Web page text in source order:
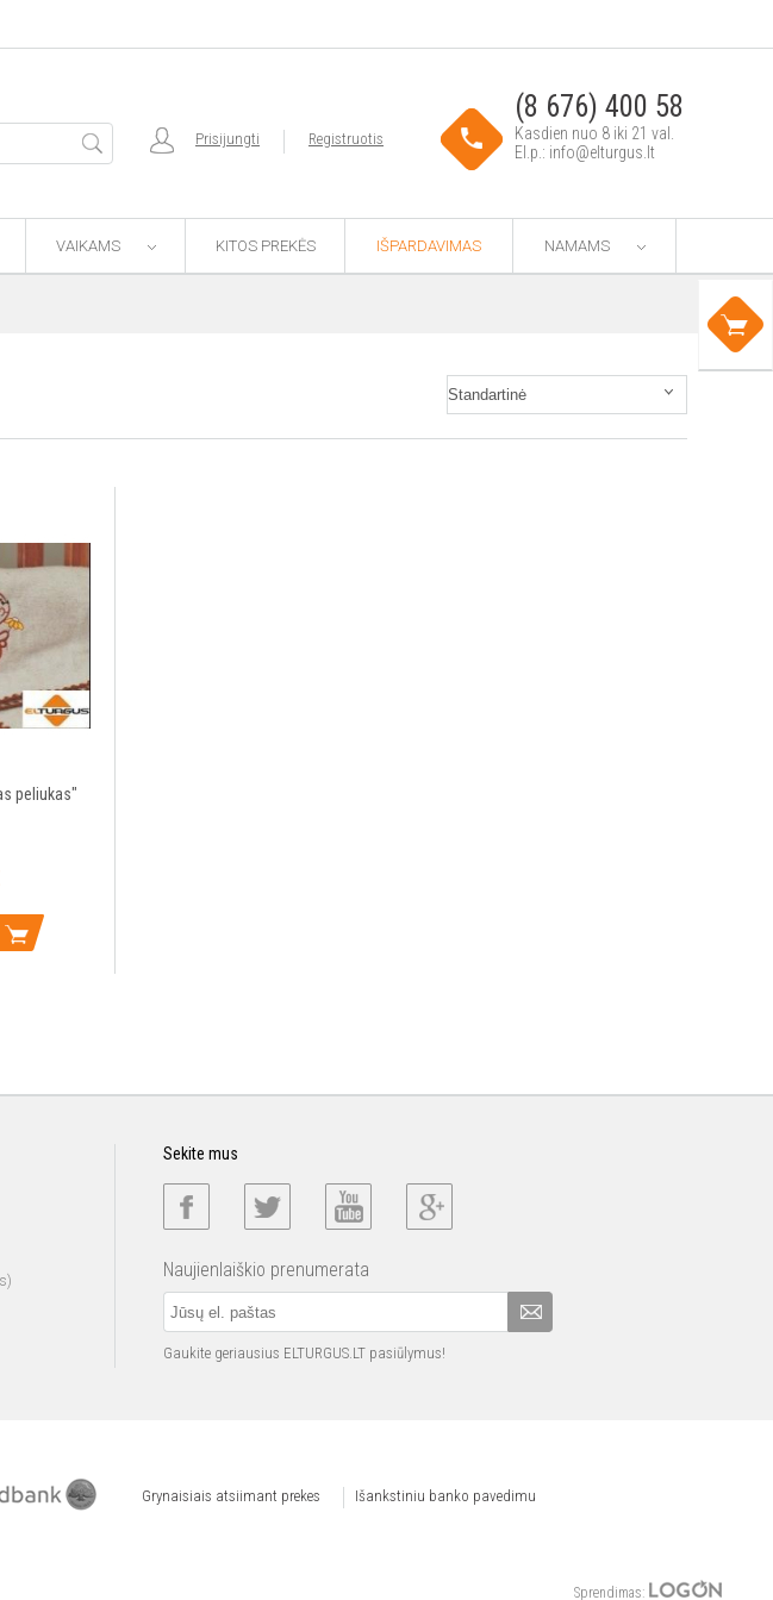
(8 676) 400 58
Kasdien nuo 8 iki 21 val.
El.p.: info@elturgus.lt
Prisijungti Registruotis
VAIKAMS KITOS PREKĖS IŠPARDAVIMAS NAMAMS
peliukas"
Sekite mus
Naujienlaiškio prenumerata
Gaukite geriausius ELTURGUS.LT pasiūlymus!
Grynaisiais atsiimant prekes Išankstiniu banko pavedimu
Sprendimas: